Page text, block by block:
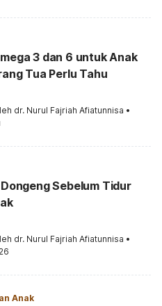
3 dan 6 untuk Anak
Tua Perlu Tahu
dr. Nurul Fajriah Afiatunnisa •
Sebelum Tidur
dr. Nurul Fajriah Afiatunnisa •
Anak